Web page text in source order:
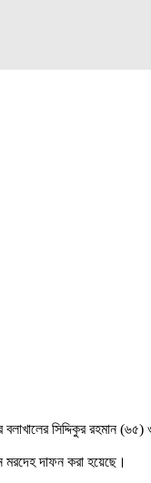
সিদ্দিকুর রহমান (৬৫)
মরদেহ দাফন করা হয়েছে।